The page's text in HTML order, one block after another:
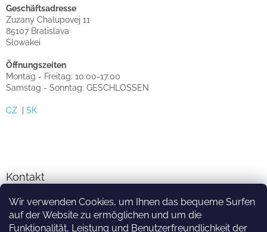
Wir verwenden Cookies, um Ihnen das bequeme Surfen
auf der Website zu ermöglichen und um die
Funktionalität, Leistung und Benutzerfreundlichkeit der
Geschäftsadresse
Zuzany Chalupovej 11
85107 Bratislava
Slowakei
Öffnungszeiten
Montag - Freitag: 10:00-17:00
Samstag - Sonntag: GESCHLOSSEN
CZ SK
Kontakt
info@sprinkler-eshop.at
facebook.com/zavlahari